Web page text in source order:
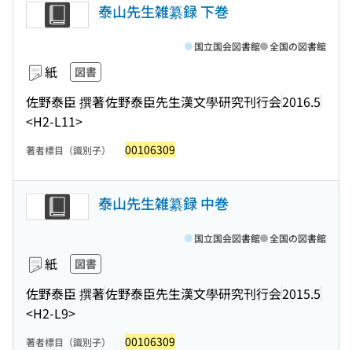
泰山先生雑纂録 下巻
紙 図書
佐野泰臣 撰著佐野泰臣先生漢文學研究刊行会2016.5
<H2-L11>
国立国会図書館 全国の図書館
著者標目（識別子） 00106309
泰山先生雑纂録 中巻
紙 図書
佐野泰臣 撰著佐野泰臣先生漢文學研究刊行会2015.5
<H2-L9>
国立国会図書館 全国の図書館
著者標目（識別子） 00106309